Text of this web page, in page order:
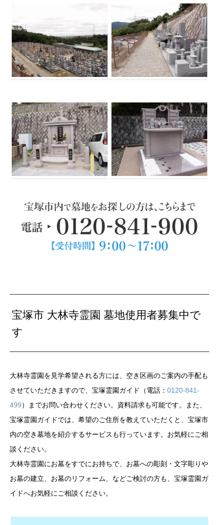
宝塚市 大林寺霊園 墓地使用者募集中で
す
大林寺霊園を見学希望される方には、空き区画のご案内の手配も
させていただきますので、宝塚霊園ガイド（電話： 0120-841-
499）までお問い合わせください。資料請求も可能です。また、
宝塚霊園ガイドでは、希望のご住所を教えていただくと、宝塚市
内の空き墓地を紹介するサービスも行っています。お気軽にご相
談ください。
大林寺霊園にお墓をすでにお持ちで、お墓への彫刻・文字彫りや
お墓の建立、お墓のリフォーム、などご検討の方も、宝塚霊園ガ
イドへお気軽にご相談ください。